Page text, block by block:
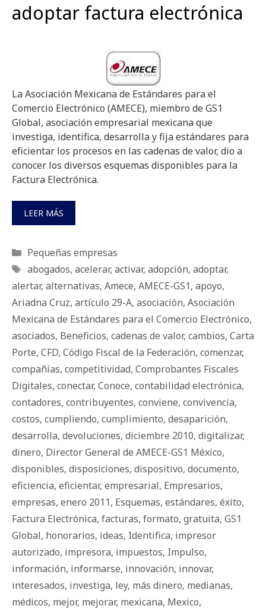
adoptar factura electrónica
La Asociación Mexicana de Estándares para el
Comercio Electrónico (AMECE), miembro de GS1
Global, asociación empresarial mexicana que
investiga, identifica, desarrolla y fija estándares para
eficientar los procesos en las cadenas de valor, dio a
conocer los diversos esquemas disponibles para la
Factura Electrónica.
LEER MÁS
Categorías
Pequeñas empresas
Etiquetas
abogados, acelerar, activar, adopción, adoptar,
alertar, alternativas, Amece, AMECE-GS1, apoyo,
Ariadna Cruz, artículo 29-A, asociación, Asociación
Mexicana de Estándares para el Comercio Electrónico,
asociados, Beneficios, cadenas de valor, cambios, Carta
Porte, CFD, Código Fiscal de la Federación, comenzar,
compañías, competitividad, Comprobantes Fiscales
Digitales, conectar, Conoce, contabilidad electrónica,
contadores, contribuyentes, conviene, convivencia,
costos, cumpliendo, cumplimiento, desaparición,
desarrolla, devoluciones, diciembre 2010, digitalizar,
dinero, Director General de AMECE-GS1 México,
disponibles, disposiciones, dispositivo, documento,
eficiencia, eficientar, empresarial, Empresarios,
empresas, enero 2011, Esquemas, estándares, éxito,
Factura Electrónica, facturas, formato, gratuita, GS1
Global, honorarios, ideas, Identifica, impresor
autorizado, impresora, impuestos, Impulso,
información, informarse, innovación, innovar,
interesados, investiga, ley, más dinero, medianas,
médicos, mejor, mejorar, mexicana, Mexico,